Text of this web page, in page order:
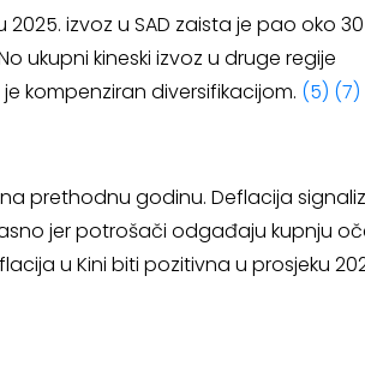
izvoz u SAD zaista je pao oko
ukupni kineski izvoz u druge regije
kompenziran diversifikacijom. (5) (7)
prethodnu godinu. Deflacija
jer potrošači odgađaju kupnju
u Kini biti pozitivna u prosjeku